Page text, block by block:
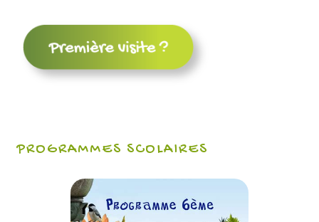
PROGRAMMES SCOLAIRES